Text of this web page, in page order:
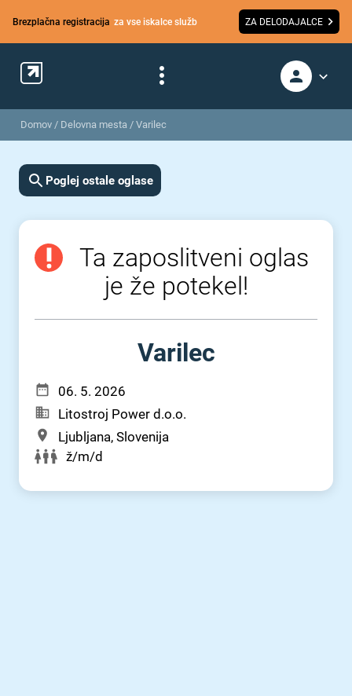
Brezplačna registracija za vse iskalce služb ZA DELODAJALCE
Domov / Delovna mesta / Varilec
Poglej ostale oglase
Ta zaposlitveni oglas
je že potekel!
Varilec
06. 5. 2026
Litostroj Power d.o.o.
Ljubljana, Slovenija
ž/m/d